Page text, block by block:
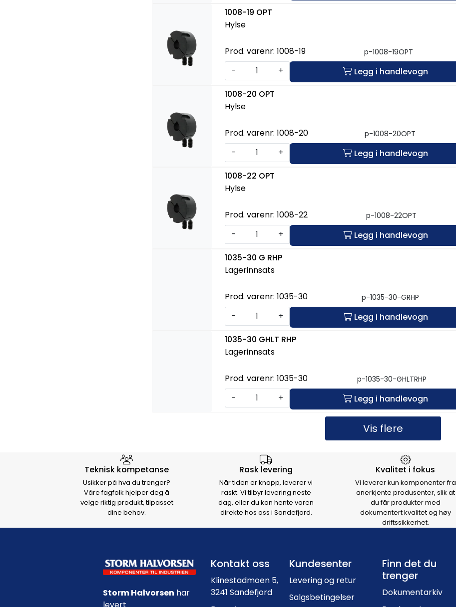
1008-19 OPT
Hylse
Prod. varenr: 1008-19 p-1008-19OPT
- +
Legg i handlevogn
1008-20 OPT
Hylse
Prod. varenr: 1008-20 p-1008-20OPT
- +
Legg i handlevogn
1008-22 OPT
Hylse
Prod. varenr: 1008-22 p-1008-22OPT
- +
Legg i handlevogn
1035-30 G RHP
Lagerinnsats
Prod. varenr: 1035-30 p-1035-30-GRHP
- +
Legg i handlevogn
1035-30 GHLT RHP
Lagerinnsats
Prod. varenr: 1035-30 p-1035-30-GHLTRHP
- + Legg i handlevogn
Vis flere
Hvorfor velge Storm Halvorsen
Teknisk kompetanse
Usikker på hva du trenger?
Våre fagfolk hjelper deg å
velge riktig produkt, tilpasset
dine behov.
Rask levering
Når tiden er knapp, leverer vi
raskt. Vi tilbyr levering neste
dag, eller du kan hente varen
direkte hos oss i Sandefjord.
Kvalitet i fokus
Vi leverer kun komponenter fra
anerkjente produsenter, slik at
du får produkter med
dokumentert kvalitet og høy
driftssikkerhet.
Footer navigation
Storm Halvorsen har
Kontakt oss
Klinestadmoen 5,
3241 Sandefjord
Kundesenter
Levering og retur
Salgsbetingelser
Finn det du
trenger
Dokumentarkiv